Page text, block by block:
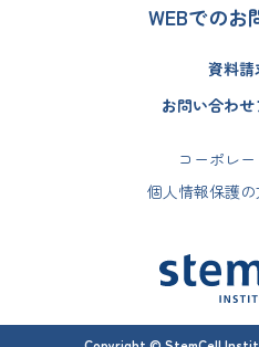
WEBでのお
資料請
お問い合わ
コーポレ
個人情報保護